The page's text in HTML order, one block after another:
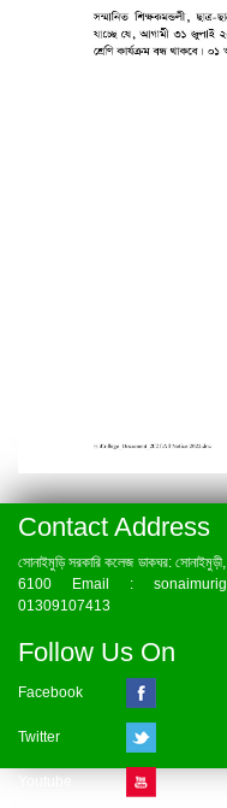
Contact Address
সোনাইমুড়ি সরকারি কলেজ ডাকঘর:
6100 Email :
01309107413
Follow Us On
Facebook
Twitter